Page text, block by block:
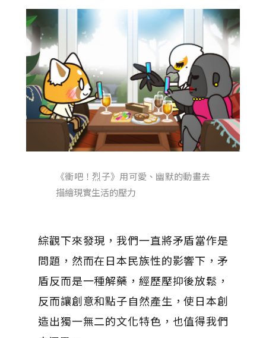
《衝吧！烈子》用可愛、幽默的動畫去
描繪現實生活的壓力
綜觀下來發現，我們一直將矛盾當作是
問題，然而在日本民族性的影響下，矛
盾反而是一種解藥，經歷壓抑後放鬆，
反而讓創意和點子自然產生，使日本創
造出獨一無二的文化特色，也值得我們